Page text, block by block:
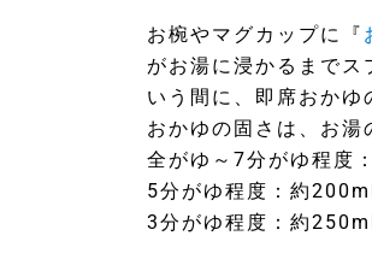
お椀やマグカップに『
がお湯に浸かるまで
いう間に、即席おかゆ
おかゆの固さは、お湯
全がゆ～7分がゆ程度
5分がゆ程度：約
3分がゆ程度：約